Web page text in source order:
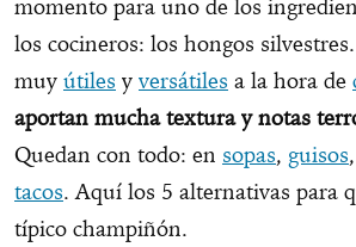
momento para uno de los
los cocineros: los hongos
muy útiles y versátiles a la hora de
aportan mucha textura y notas
Quedan con todo: en sopas, guisos,
tacos. Aquí los 5 alternativas para
típico champiñón.